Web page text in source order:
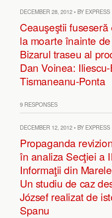
DECEMBER 28, 2012 • BY EXPRESS
Ceauşeştii
la moarte înainte
Bizarul traseu al
Dan Voinea:
Tismaneanu-Ponta
9 RESPONSES
DECEMBER 12, 2012 • BY EXPRESS
Propaganda
în analiza Secţiei a
Informaţii din
Un studiu de caz
József realizat de
Spanu